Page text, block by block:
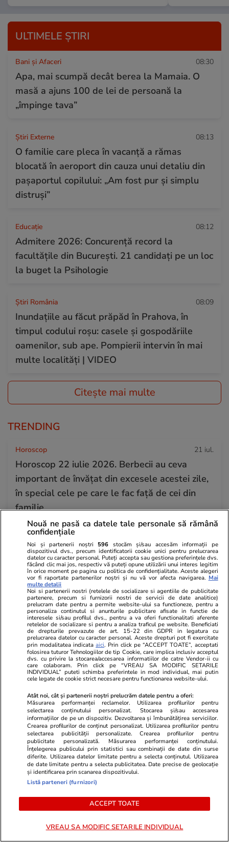
ULTIMELE ȘTIRI
Bani și Afaceri 08:30
Apa, mai scumpă decât berea la Mamaia. O
masă a ajuns 100 de lei de persoană la
„împinge tava”
Știri Externe 08:13
O familie care pleca în vacanță a rămas
blocată în aeroport din cauza unui detaliu din
pașaportul copilului: „Am fost pur și simplu
distruși”
Educație 08:12
Admitere 2026: Concurență record la
facultățile din București. 21 candidați pe un loc
la buget la Psihologie
Știri România 08:09
Inundațiile au făcut prăpăd în Prahova, în
timpul codului roșu: casele și gospodăriile
oamenilor, sub ape. Pompierii intervin în mai
multe localități | VIDEO
Citește mai multe
TRENDING
Horoscop 21 iul.
Horoscop 22 iulie 2026. Berbecii au ceva
important de învățat din excesele acestei zile,
în special cele pe care le fac față de cei din
familie
Admiterea la liceu, schimbare majoră din
2027. Școlile vor putea selecta elevii printr-un
examen suplimentar. Sorin Ion: „Va fi pentru ei
o șansă în plus. De ce să depindă viitorul lor
doar de două examene?”
Politică 21 iul.
Judecătorii și procurorii, arși la buzunar pe
noua lege a salarizării. Diminuare de până la
Știri România 21 iul.
Curtea de Apel București a suspendat
procedura noii legi a salarizării, pusă în
transparență de Ministerul Muncii. Dragoș
Pîslaru: „Nu produce vreun efect”
Nouă ne pasă ca datele tale personale să rămână
confidențiale
Noi și partenerii noștri 596 stocăm și/sau accesăm informații pe
dispozitivul dvs., precum identificatorii cookie unici pentru prelucrarea
datelor cu caracter personal. Puteți accepta sau gestiona preferințele dvs.
făcând clic mai jos, respectiv vă puteți opune utilizării unui interes legitim
în orice moment pe pagina cu politica de confidențialitate. Aceste alegeri
vor fi raportate partenerilor noștri și nu vă vor afecta navigarea. Mai
multe detalii
Noi si partenerii nostri (retelele de socializare si agentiile de publicitate
partenere, precum si furnizorii nostri de servicii de date analitice)
prelucram date pentru a permite website-ului sa functioneze, pentru a
personaliza continutul si anunturile publicitare afisate in functie de
interesele si/sau profilul dvs., pentru a va oferi functionalitati aferente
retelelor de socializare si pentru a analiza traficul pe website. Beneficiati
de drepturile prevazute de art. 15-22 din GDPR in legatura cu
prelucrarea datelor cu caracter personal. Aceste drepturi pot fi exercitate
prin modalitatea indicataaici. Prin click pe “ACCEPT TOATE”, acceptati
folosirea tuturor Tehnologiilor de tip Cookie, care implica inclusiv acceptul
dvs. cu privire la stocarea/accesarea informatiilor de catre Vendor-ii cu
care colaboram. Prin click pe “VREAU SA MODIFIC SETARILE
INDIVIDUAL” puteti schimba preferintele in mod individual, mai putin
cele legate de cookie strict necesare pentru functionarea website-ului.
Atât noi, cât și partenerii noștri prelucrăm datele pentru a oferi:
Măsurarea performanței reclamelor. Utilizarea profilurilor pentru
selectarea conținutului personalizat. Stocarea și/sau accesarea
informațiilor de pe un dispozitiv. Dezvoltarea și îmbunătățirea serviciilor.
Crearea profilurilor de conținut personalizat. Utilizarea profilurilor pentru
selectarea publicității personalizate. Crearea profilurilor pentru
publicitate personalizată. Măsurarea performanței conținutului.
Înțelegerea publicului prin statistici sau combinații de date din surse
diferite. Utilizarea datelor limitate pentru a selecta conținutul. Utilizarea
de date limitate pentru a selecta publicitatea. Date precise de geolocație
și identificarea prin scanarea dispozitivului.
Listă parteneri (furnizori)
ACCEPT TOATE
VREAU SA MODIFIC SETARILE INDIVIDUAL